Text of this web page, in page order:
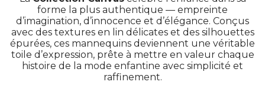
forme la plus authentique — empreinte
d’imagination, d’innocence et d’élégance. Conçus
avec des textures en lin délicates et des silhouettes
épurées, ces mannequins deviennent une véritable
toile d’expression, prête à mettre en valeur chaque
histoire de la mode enfantine avec simplicité et
raffinement.